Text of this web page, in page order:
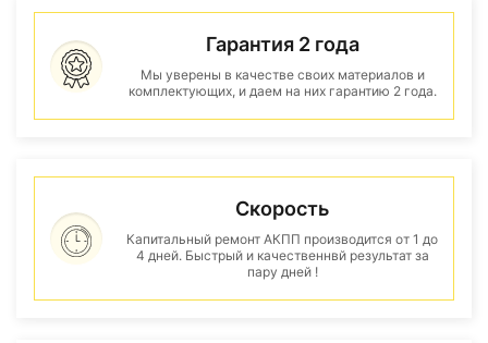
Гарантия 2 года
Мы уверены в качестве своих материалов и
комплектующих, и даем на них гарантию 2 года.
Скорость
Капитальный ремонт АКПП производится от 1 до
4 дней. Быстрый и качественнвй результат за
пару дней !